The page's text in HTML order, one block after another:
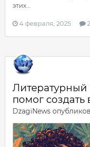
этих...
4 февраля, 2025
помог
DzagiNews